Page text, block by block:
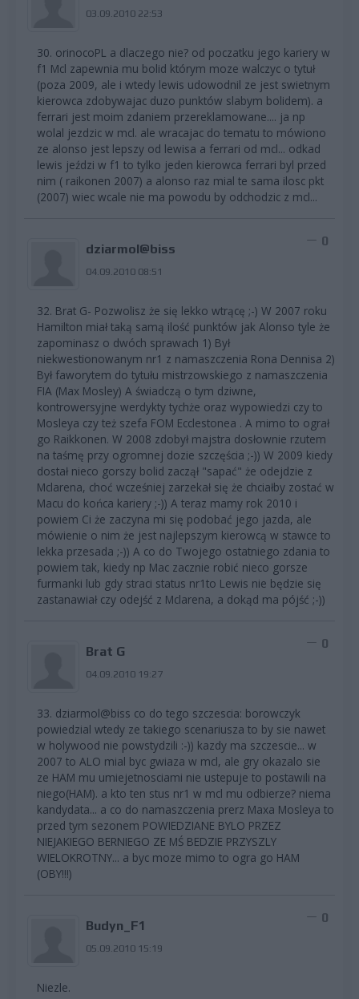
03.09.2010 22:53
30. orinocoPL a dlaczego nie? od poczatku jego kariery w
f1 Mcl zapewnia mu bolid którym moze walczyc o tytuł
(poza 2009, ale i wtedy lewis udowodnil ze jest swietnym
kierowca zdobywajac duzo punktów slabym bolidem). a
ferrari jest moim zdaniem przereklamowane.... ja np
wolal jezdzic w mcl. ale wracajac do tematu to mówiono
ze alonso jest lepszy od lewisa a ferrari od mcl... odkad
lewis jeździ w f1 to tylko jeden kierowca ferrari byl przed
nim ( raikonen 2007) a alonso raz mial te sama ilosc pkt
(2007) wiec wcale nie ma powodu by odchodzic z mcl...
dziarmol@biss
04.09.2010 08:51
0
32. Brat G- Pozwolisz że się lekko wtrącę ;-) W 2007 roku
Hamilton miał taką samą ilość punktów jak Alonso tyle że
zapominasz o dwóch sprawach 1) Był
niekwestionowanym nr1 z namaszczenia Rona Dennisa 2)
Był faworytem do tytułu mistrzowskiego z namaszczenia
FIA (Max Mosley) A świadczą o tym dziwne,
kontrowersyjne werdykty tychże oraz wypowiedzi czy to
Mosleya czy też szefa FOM Ecclestonea . A mimo to ograł
go Raikkonen. W 2008 zdobył majstra dosłownie rzutem
na taśmę przy ogromnej dozie szczęścia ;-)) W 2009 kiedy
dostał nieco gorszy bolid zaczął "sapać" że odejdzie z
Mclarena, choć wcześniej zarzekał się że chciałby zostać w
Macu do końca kariery ;-)) A teraz mamy rok 2010 i
powiem Ci że zaczyna mi się podobać jego jazda, ale
mówienie o nim że jest najlepszym kierowcą w stawce to
lekka przesada ;-)) A co do Twojego ostatniego zdania to
powiem tak, kiedy np Mac zacznie robić nieco gorsze
furmanki lub gdy straci status nr1to Lewis nie będzie się
zastanawiał czy odejść z Mclarena, a dokąd ma pójść ;-))
Brat G
04.09.2010 19:27
0
33. dziarmol@biss co do tego szczescia: borowczyk
powiedzial wtedy ze takiego scenariusza to by sie nawet
w holywood nie powstydzili :-)) kazdy ma szczescie... w
2007 to ALO mial byc gwiaza w mcl, ale gry okazalo sie
ze HAM mu umiejetnosciami nie ustepuje to postawili na
niego(HAM). a kto ten stus nr1 w mcl mu odbierze? niema
kandydata... a co do namaszczenia prerz Maxa Mosleya to
przed tym sezonem POWIEDZIANE BYLO PRZEZ
NIEJAKIEGO BERNIEGO ZE MŚ BEDZIE PRZYSZLY
WIELOKROTNY... a byc moze mimo to ogra go HAM
(OBY!!!)
Budyn_F1
05.09.2010 15:19
0
Niezle.